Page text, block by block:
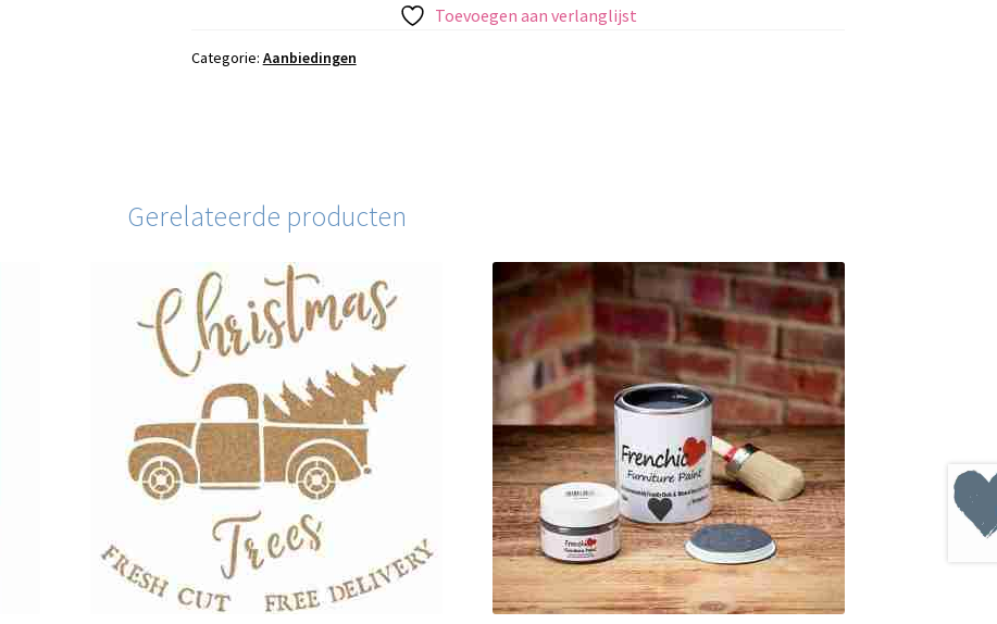
Toevoegen aan verlanglijst
Categorie: Aanbiedingen
Gerelateerde producten